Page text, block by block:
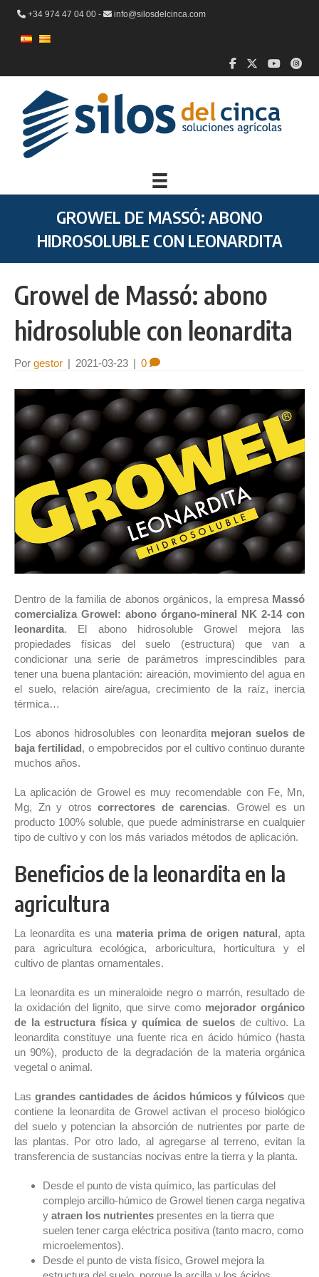
+34 974 47 04 00 - info@silosdelcinca.com
GROWEL DE MASSÓ: ABONO
HIDROSOLUBLE CON LEONARDITA
Growel de Massó: abono
hidrosoluble con leonardita
Por gestor 2021-03-23 0
Dentro de la familia de abonos orgánicos, la empresaMassó
comercializa Growel: abono órgano-mineral NK 2-14 con
leonardita. El abono hidrosoluble Growel mejora las
propiedades físicas del suelo (estructura) que van a
condicionar una serie de parámetros imprescindibles para
tener una buena plantación: aireación, movimiento del agua en
el suelo, relación aire/agua, crecimiento de la raíz, inercia
térmica…
Los abonos hidrosolubles con leonardita mejoran suelos de
baja fertilidad, o empobrecidos por el cultivo continuo durante
muchos años.
La aplicación de Growel es muy recomendable con Fe, Mn,
Mg, Zn y otroscorrectores de carencias. Growel es un
producto 100% soluble, que puede administrarse en cualquier
tipo de cultivo y con los más variados métodos de aplicación.
Beneficios de la leonardita en la
agricultura
La leonardita es una materia prima de origen natural, apta
para agricultura ecológica, arboricultura, horticultura y el
cultivo de plantas ornamentales.
La leonardita es un mineraloide negro o marrón, resultado de
la oxidación del lignito, que sirve como mejorador orgánico
de la estructura física y química de suelos de cultivo. La
leonardita constituye una fuente rica en ácido húmico (hasta
un 90%), producto de la degradación de la materia orgánica
vegetal o animal.
Lasgrandes cantidades de ácidos húmicos y fúlvicosque
contiene la leonardita de Growel activan el proceso biológico
del suelo y potencian la absorción de nutrientes por parte de
las plantas. Por otro lado, al agregarse al terreno, evitan la
transferencia de sustancias nocivas entre la tierra y la planta.
Desde el punto de vista químico, las partículas del
complejo arcillo-húmico de Growel tienen carga negativa
y atraen los nutrientes presentes en la tierra que
suelen tener carga eléctrica positiva (tanto macro, como
microelementos).
Desde el punto de vista físico, Growel mejora la